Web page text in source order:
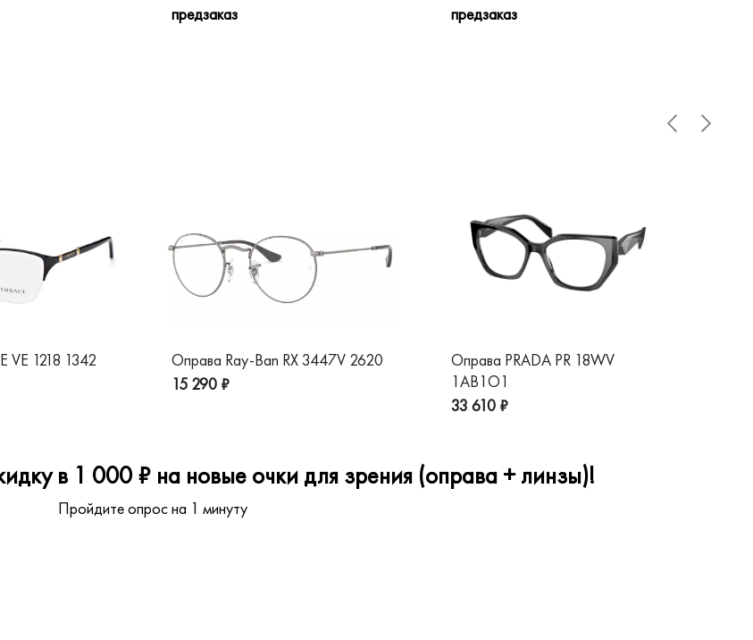
предзаказ
предзаказ
VE 1218 1342
Оправа Ray-Ban RX 3447V 2620
15 290 ₽
Оправа PRADA PR 18WV
1AB1O1
33 610 ₽
в 1 000 ₽ на новые очки для зрения (оправа + линзы)!
Пройдите опрос на 1 минуту